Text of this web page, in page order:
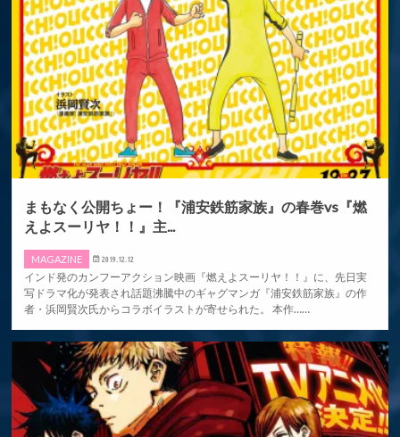
まもなく公開ちょー！『浦安鉄筋家族』の春巻vs『燃
えよスーリヤ！！』主...
MAGAZINE 2019.12.12
インド発のカンフーアクション映画『燃えよスーリヤ！！』に、先日実
写ドラマ化が発表され話題沸騰中のギャグマンガ『浦安鉄筋家族』の作
者・浜岡賢次氏からコラボイラストが寄せられた。 本作……